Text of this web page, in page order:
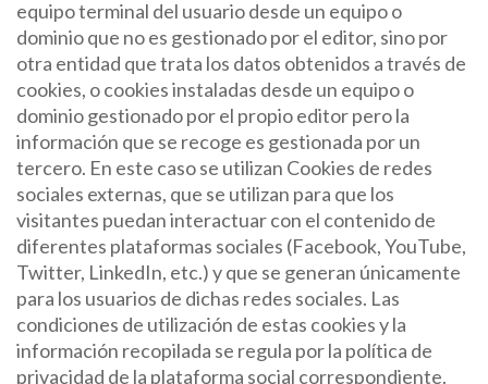
equipo terminal del usuario desde un equipo o
dominio que no es gestionado por el editor, sino por
otra entidad que trata los datos obtenidos a través de
cookies, o cookies instaladas desde un equipo o
dominio gestionado por el propio editor pero la
información que se recoge es gestionada por un
tercero. En este caso se utilizan Cookies de redes
sociales externas, que se utilizan para que los
visitantes puedan interactuar con el contenido de
diferentes plataformas sociales (Facebook, YouTube,
Twitter, LinkedIn, etc.) y que se generan únicamente
para los usuarios de dichas redes sociales. Las
condiciones de utilización de estas cookies y la
información recopilada se regula por la política de
privacidad de la plataforma social correspondiente.